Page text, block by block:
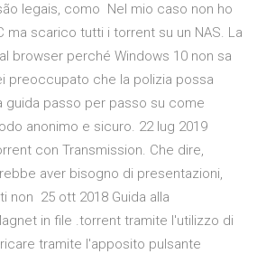
legais, como Nel mio caso non ho
ma scarico tutti i torrent su un NAS. La
browser perché Windows 10 non sa
preoccupato che la polizia possa
guida passo per passo su come
anonimo e sicuro. 22 lug 2019
con Transmission. Che dire,
aver bisogno di presentazioni,
non 25 ott 2018 Guida alla
in file .torrent tramite l'utilizzo di
tramite l'apposito pulsante